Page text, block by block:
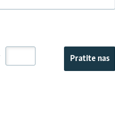
Pratite nas